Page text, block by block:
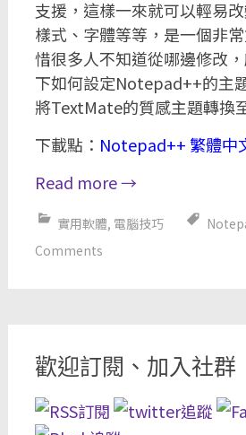
支援，這樣一來就可以輕易
樣式、字體等等，是一個非
惜很多人不知道從哪邊修改
下如何設定Notepad++的主
將TextMate的質感主題轉換
下載點： Notepad++ 繁體中
Read more→
實用軟體, 電腦技巧
Comments
歡迎訂閱、加入社群